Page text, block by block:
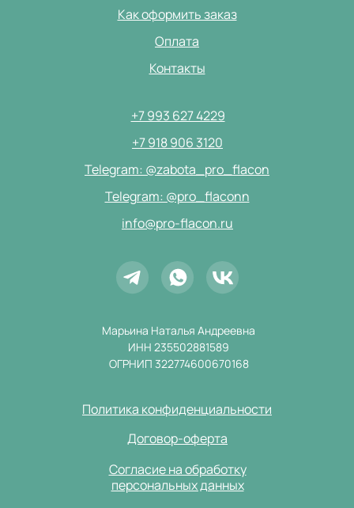
+7 918 906 3120
Политика конфиденциальности
+7 993 627 4229
Telegram: @zabota_pro_flacon
Telegram: @pro_flaconn
info@pro-flacon.ru
Оплата
Как оформить заказ
Контакты
Согласие на обработку
персональных данных
Договор-оферта
Марьина Наталья Андреевна
ИНН 235502881589
ОГРНИП 322774600670168